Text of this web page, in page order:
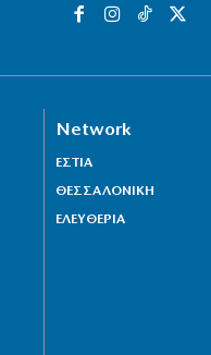
Network
ΕΣΤΙΑ
ΘΕΣΣΑΛΟΝΙΚΗ
ΕΛΕΥΘΕΡΙΑ